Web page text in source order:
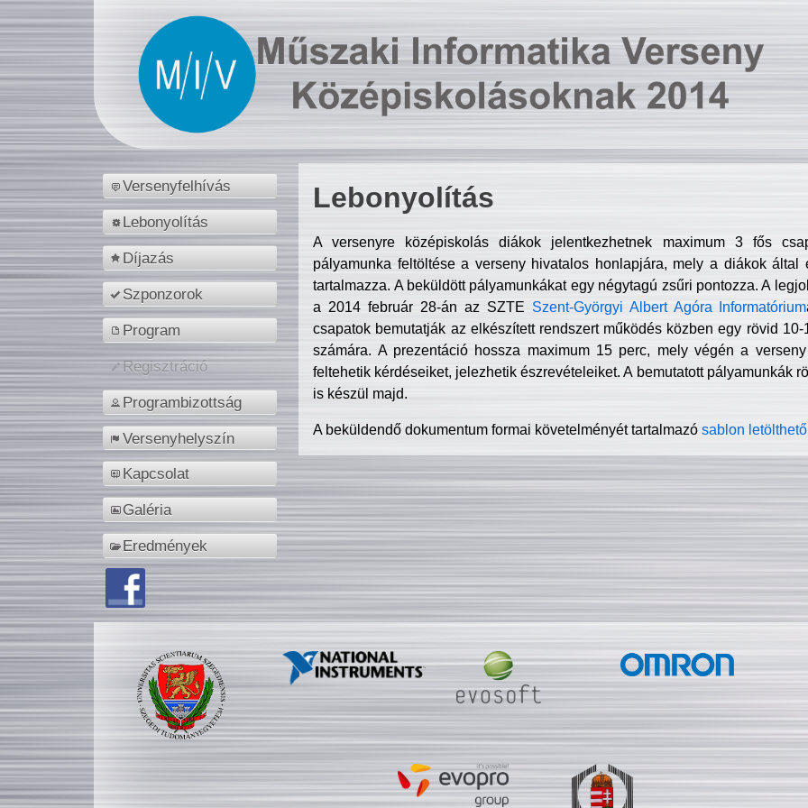
Versenyfelhívás
Lebonyolítás
Díjazás
Szponzorok
Program
Regisztráció
Programbizottság
Versenyhelyszín
Kapcsolat
Galéria
Eredmények
Lebonyolítás
A versenyre középiskolás diákok jelentkezhetnek maximum 3 fős
pályamunka feltöltése a verseny hivatalos honlapjára, mely a diákok
tartalmazza. A beküldött pályamunkákat egy négytagú zsűri pontozza. A
a 2014 február 28-án az SZTE Szent-Györgyi Albert Agóra Informatórium
csapatok bemutatják az elkészített rendszert működés közben egy rövid
számára. A prezentáció hossza maximum 15 perc, mely végén a
feltehetik kérdéseiket, jelezhetik észrevételeiket. A bemutatott pályamunkák
is készül majd.
A beküldendő dokumentum formai követelményét tartalmazósablon